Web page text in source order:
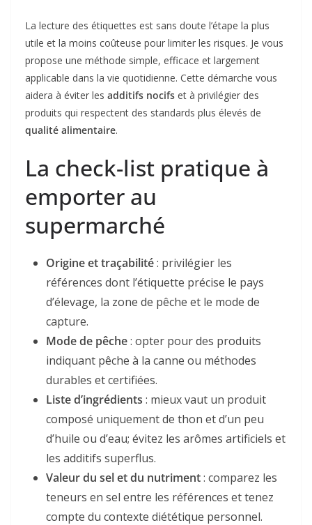
La lecture des étiquettes est sans doute l’étape la plus
utile et la moins coûteuse pour limiter les risques. Je vous
propose une méthode simple, efficace et largement
applicable dans la vie quotidienne. Cette démarche vous
aidera à éviter les additifs nocifs et à privilégier des
produits qui respectent des standards plus élevés de
qualité alimentaire.
La check-list pratique à
emporter au
supermarché
Origine et traçabilité: privilégier les
références dont l’étiquette précise le pays
d’élevage, la zone de pêche et le mode de
capture.
Mode de pêche: opter pour des produits
indiquant pêche à la canne ou méthodes
durables et certifiées.
Liste d’ingrédients : mieux vaut un produit
composé uniquement de thon et d’un peu
d’huile ou d’eau; évitez les arômes artificiels et
les additifs superflus.
Valeur du sel et du nutriment: comparez les
teneurs en sel entre les références et tenez
compte du contexte diététique personnel.